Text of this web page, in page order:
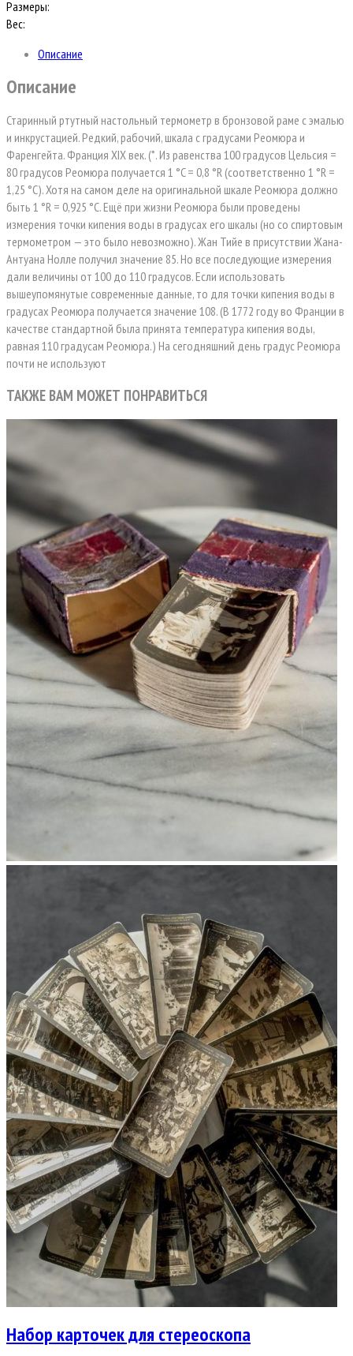
Размеры:
Вес:
Описание
Описание
Старинный ртутный настольный термометр в бронзовой раме с эмалью
и инкрустацией. Редкий, рабочий, шкала с градусами Реомюра и
Фаренгейта. Франция XIX век. (*. Из равенства 100 градусов Цельсия =
80 градусов Реомюра получается 1 °C = 0,8 °R (соответственно 1 °R =
1,25 °C). Хотя на самом деле на оригинальной шкале Реомюра должно
быть 1 °R = 0,925 °C. Ещё при жизни Реомюра были проведены
измерения точки кипения воды в градусах его шкалы (но со спиртовым
термометром — это было невозможно). Жан Тийе в присутствии Жана-
Антуана Нолле получил значение 85. Но все последующие измерения
дали величины от 100 до 110 градусов. Если использовать
вышеупомянутые современные данные, то для точки кипения воды в
градусах Реомюра получается значение 108. (В 1772 году во Франции в
качестве стандартной была принята температура кипения воды,
равная 110 градусам Реомюра.) На сегодняшний день градус Реомюра
почти не используют
ТАКЖЕ ВАМ МОЖЕТ ПОНРАВИТЬСЯ
Набор карточек для стереоскопа